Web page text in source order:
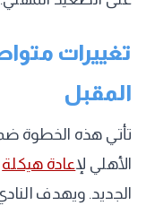
تغييرات
المقبل
تأتي هذه الخطوة
الأهلي لإعادة هيكلة
الجديد. ويهدف